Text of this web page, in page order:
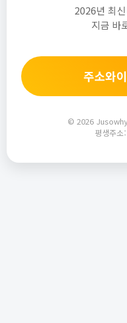
2026년 최
지금 바
주소와
© 2026
평생주소: